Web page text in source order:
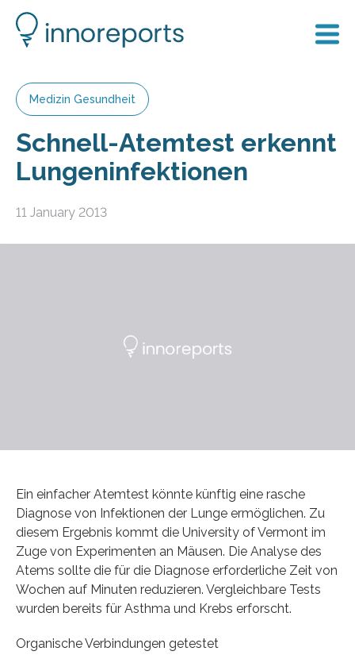
Medizin Gesundheit
Schnell-Atemtest erkennt
Lungeninfektionen
11 January 2013
Ein einfacher Atemtest könnte künftig eine rasche
Diagnose von Infektionen der Lunge ermöglichen. Zu
diesem Ergebnis kommt die University of Vermont im
Zuge von Experimenten an Mäusen. Die Analyse des
Atems sollte die für die Diagnose erforderliche Zeit von
Wochen auf Minuten reduzieren. Vergleichbare Tests
wurden bereits für Asthma und Krebs erforscht.
Organische Verbindungen getestet